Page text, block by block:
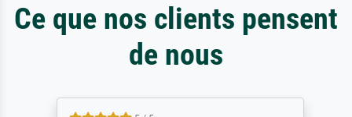
Ce que nos clients pensent
de nous